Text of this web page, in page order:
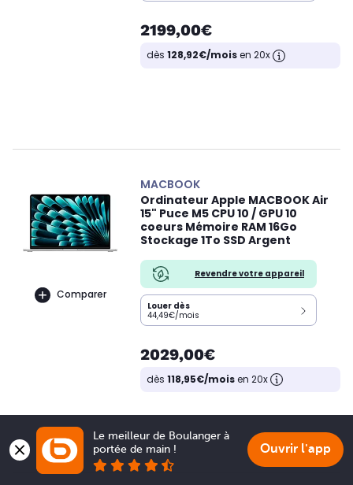
2199,00€
dès 128,92€/moisen 20x
Comparer
MACBOOK
Ordinateur Apple MACBOOK Air
15" Puce M5 CPU 10 / GPU 10
coeurs Mémoire RAM 16Go
Stockage 1To SSD Argent
Revendre votre appareil
Louer dès
44,49€/mois
2029,00€
dès 118,95€/moisen 20x
Le meilleur de Boulanger à
portée de main !
Ouvrir l'app